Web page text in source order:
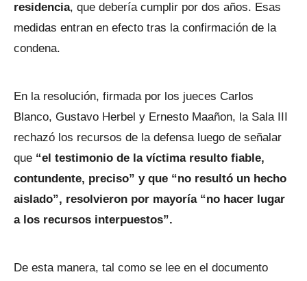
residencia, que debería cumplir por dos años. Esas
medidas entran en efecto tras la confirmación de la
condena.
En la resolución, firmada por los jueces Carlos
Blanco, Gustavo Herbel y Ernesto Maañon, la Sala III
rechazó los recursos de la defensa luego de señalar
que “el testimonio de la víctima resulto fiable,
contundente, preciso” y que “no resultó un hecho
aislado”, resolvieron por mayoría “no hacer lugar
a los recursos interpuestos”.
De esta manera, tal como se lee en el documento